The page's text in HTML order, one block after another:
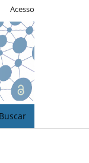
Buscar
Acesso